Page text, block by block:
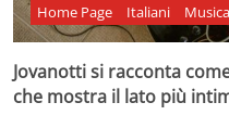
Home Page Italiani Musica
Jovanotti si racconta
che mostra il lato più